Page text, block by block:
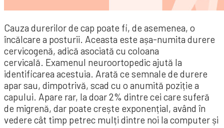
Cauza durerilor de cap poate fi, de asemenea, o
încălcare a posturii. Aceasta este așa-numita durere
cervicogenă, adică asociată cu coloana
cervicală. Examenul neuroortopedic ajută la
identificarea acestuia. Arată ce semnale de durere
apar sau, dimpotrivă, scad cu o anumită poziție a
capului. Apare rar, la doar 2% dintre cei care suferă
de migrenă, dar poate crește exponențial, având în
vedere cât timp petrec mulți dintre noi la computer și